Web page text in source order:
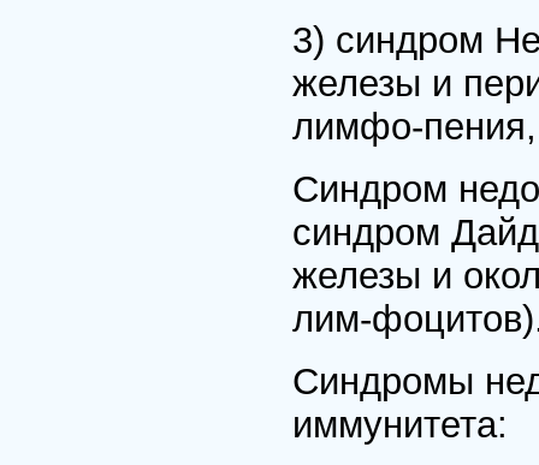
3) синдром
железы и
лимфо-
Синдром
синдром
железы и
лим-
Синдромы
иммунитета: